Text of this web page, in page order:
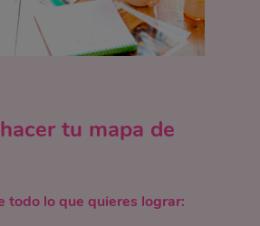
tu mapa de
todo lo que quieres lograr: